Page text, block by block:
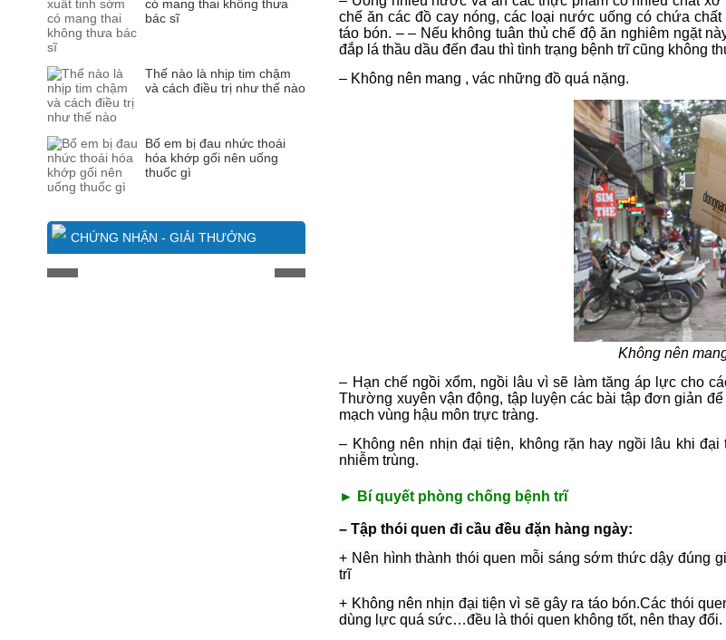
có mang thai không thưa
bác sĩ
Thế nào là nhịp tim chậm
và cách điều trị như thế nào
Bố em bị đau nhức thoái
hóa khớp gối nên uống
thuốc gì
CHỨNG NHẬN - GIẢI THƯỞNG
chế ăn các đồ cay nóng, các loại nước uống có chứa
táo bón. – – Nếu không tuân thủ chế độ ăn nghiêm ngặt
đắp lá thầu dầu đến đau thì tình trạng bệnh trĩ cũng không
– Không nên mang , vác những đồ quá nặng.
Không nên
– Hạn chế ngồi xổm, ngồi lâu vì sẽ làm tăng áp lực cho
Thường xuyên vận động, tập luyện các bài tập đơn giản
mạch vùng hậu môn trực tràng.
– Không nên nhịn đại tiện, không rặn hay ngồi lâu khi
nhiễm trùng.
► Bí quyết phòng chống bệnh trĩ
– Tập thói quen đi cầu đều đặn hàng ngày:
+ Nên hình thành thói quen mỗi sáng sớm thức dậy đúng
trĩ
+ Không nên nhịn đại tiện vì sẽ gây ra táo bón.Các thói
dùng lực quá sức…đều là thói quen không tốt, nên thay đổi.